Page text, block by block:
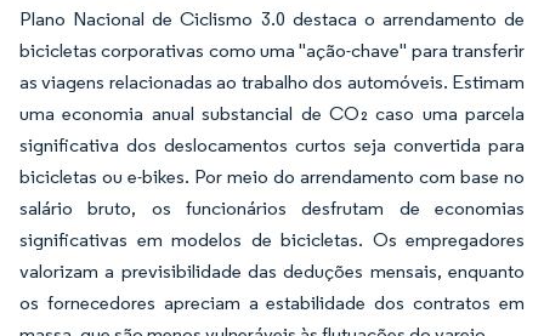
Plano Nacional de Ciclismo 3.0 destaca o arrendamento de
bicicletas corporativas como uma "ação-chave" para transferir
as viagens relacionadas ao trabalho dos automóveis. Estimam
uma economia anual substancial de CO₂ caso uma parcela
significativa dos deslocamentos curtos seja convertida para
bicicletas ou e-bikes. Por meio do arrendamento com base no
salário bruto, os funcionários desfrutam de economias
significativas em modelos de bicicletas. Os empregadores
valorizam a previsibilidade das deduções mensais, enquanto
os fornecedores apreciam a estabilidade dos contratos em